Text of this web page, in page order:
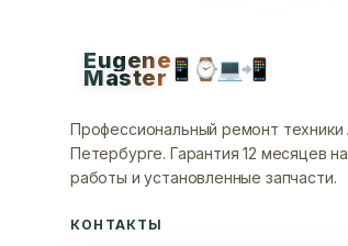
Eugene
Master📱 ⌚💻📲
Профессиональный ремонт техники
Петербурге. Гарантия 12 месяцев
работы и установленные запчасти.
КОНТАКТЫ